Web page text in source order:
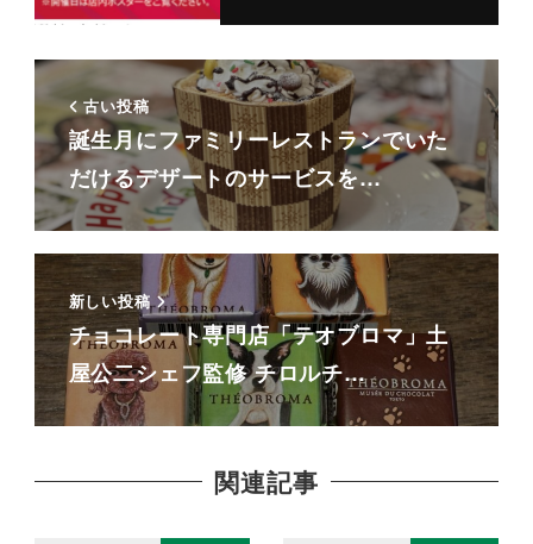
古い投稿
誕生月にファミリーレストランでいた
だけるデザートのサービスを…
新しい投稿
チョコレート専門店「テオブロマ」土
屋公二シェフ監修 チロルチ…
関連記事